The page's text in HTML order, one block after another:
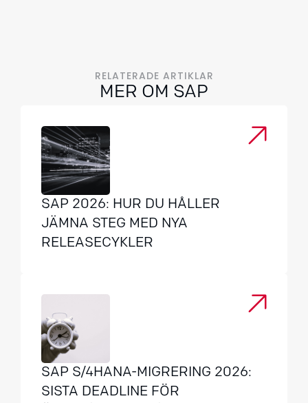
RELATERADE ARTIKLAR
MER OM SAP
SAP 2026: HUR DU HÅLLER
JÄMNA STEG MED NYA
RELEASECYKLER
SAP S/4HANA-MIGRERING 2026:
SISTA DEADLINE FÖR